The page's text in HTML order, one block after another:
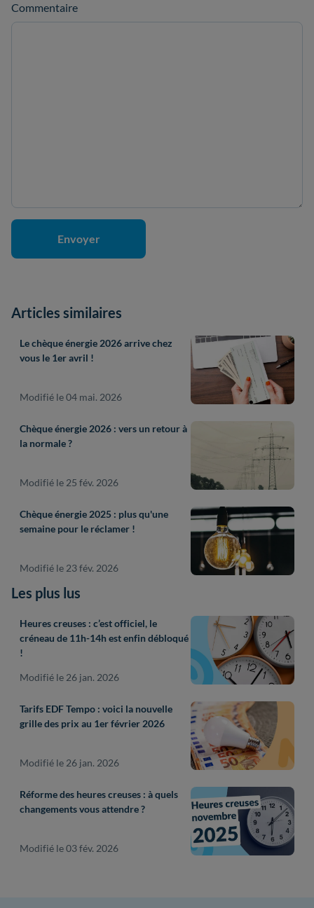
Commentaire
Articles similaires
Le chèque énergie 2026 arrive chez
vous le 1er avril !
Modifié le 04 mai. 2026
Chèque énergie 2026 : vers un retour à
la normale ?
Modifié le 25 fév. 2026
Chèque énergie 2025 : plus qu'une
semaine pour le réclamer !
Modifié le 23 fév. 2026
Les plus lus
Heures creuses : c’est officiel, le
créneau de 11h-14h est enfin débloqué
!
Modifié le 26 jan. 2026
Tarifs EDF Tempo : voici la nouvelle
grille des prix au 1er février 2026
Modifié le 26 jan. 2026
Réforme des heures creuses : à quels
changements vous attendre ?
Modifié le 03 fév. 2026